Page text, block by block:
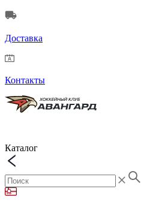
Доставка
Контакты
Каталог